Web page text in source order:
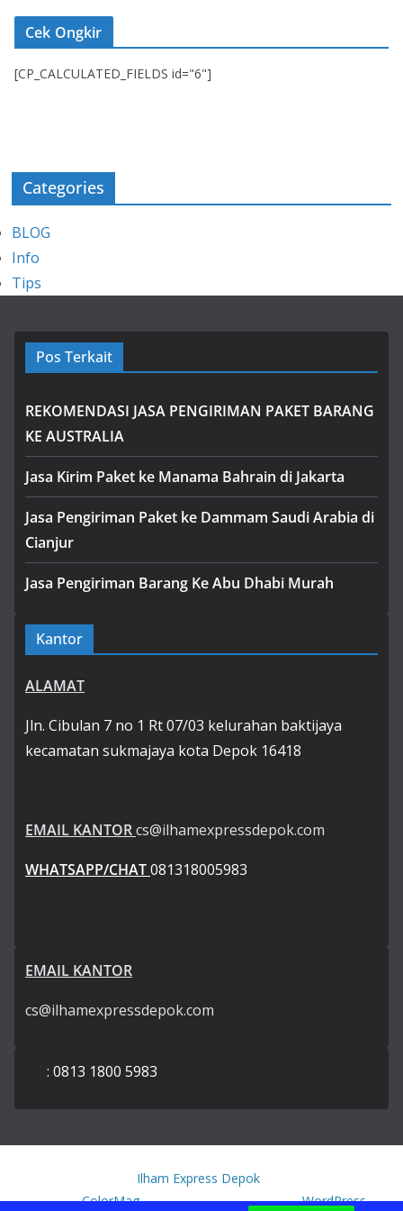
Cek Ongkir
[CP_CALCULATED_FIELDS id="6"]
Categories
BLOG
Info
Tips
Pos Terkait
REKOMENDASI JASA PENGIRIMAN PAKET BARANG
KE AUSTRALIA
Jasa Kirim Paket ke Manama Bahrain di Jakarta
Jasa Pengiriman Paket ke Dammam Saudi Arabia di
Cianjur
Jasa Pengiriman Barang Ke Abu Dhabi Murah
Kantor
ALAMAT
Jln. Cibulan 7 no 1 Rt 07/03 kelurahan baktijaya
kecamatan sukmajaya kota Depok 16418
EMAIL KANTORcs@ilhamexpressdepok.com
WHATSAPP/CHAT081318005983
EMAIL KANTOR
cs@ilhamexpressdepok.com
: 0813 1800 5983
Ilham Express Depok
Theme:ColorMagby ThemeGrill. Powered byWordPress.